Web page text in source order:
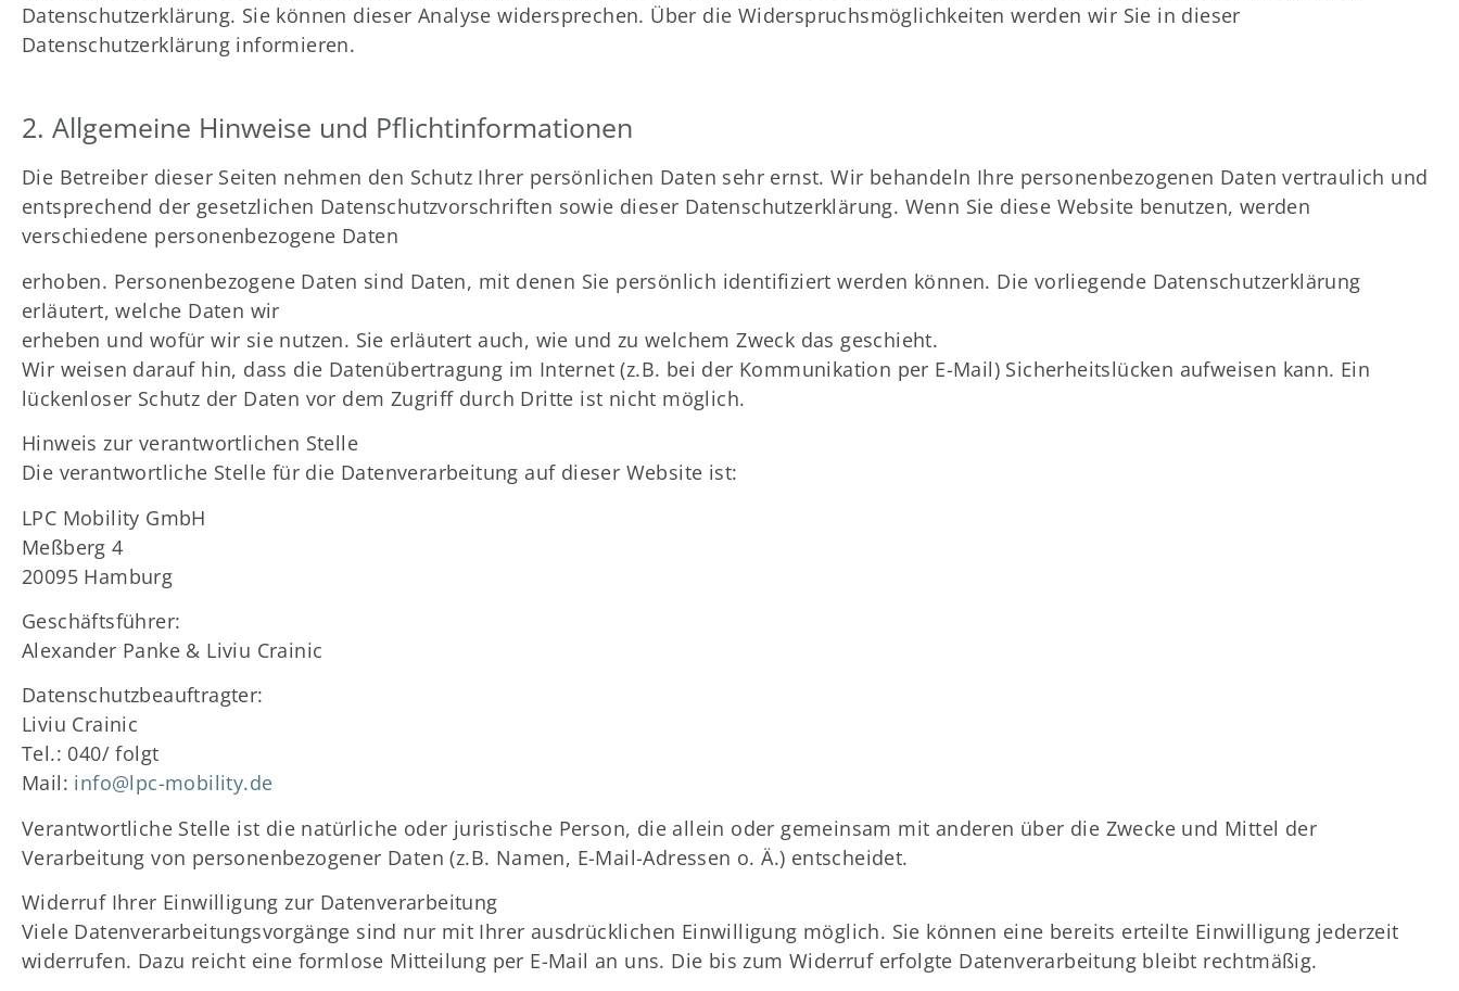
Datenschutzerklärung. Sie können dieser Analyse widersprechen. Über die Widerspruchsmöglichkeiten werden wir Sie in dieser
Datenschutzerklärung informieren.
2. Allgemeine Hinweise und Pflichtinformationen
Die Betreiber dieser Seiten nehmen den Schutz Ihrer persönlichen Daten sehr ernst. Wir behandeln Ihre personenbezogenen Daten vertraulich und
entsprechend der gesetzlichen Datenschutzvorschriften sowie dieser Datenschutzerklärung. Wenn Sie diese Website benutzen, werden
verschiedene personenbezogene Daten
erhoben. Personenbezogene Daten sind Daten, mit denen Sie persönlich identifiziert werden können. Die vorliegende Datenschutzerklärung
erläutert, welche Daten wir
erheben und wofür wir sie nutzen. Sie erläutert auch, wie und zu welchem Zweck das geschieht.
Wir weisen darauf hin, dass die Datenübertragung im Internet (z.B. bei der Kommunikation per E-Mail) Sicherheitslücken aufweisen kann. Ein
lückenloser Schutz der Daten vor dem Zugriff durch Dritte ist nicht möglich.
Hinweis zur verantwortlichen Stelle
Die verantwortliche Stelle für die Datenverarbeitung auf dieser Website ist:
LPC Mobility GmbH
Meßberg 4
20095 Hamburg
Geschäftsführer:
Alexander Panke & Liviu Crainic
Datenschutzbeauftragter:
Liviu Crainic
Tel.: 040/ folgt
Mail: info@lpc-mobility.de
Verantwortliche Stelle ist die natürliche oder juristische Person, die allein oder gemeinsam mit anderen über die Zwecke und Mittel der
Verarbeitung von personenbezogener Daten (z.B. Namen, E-Mail-Adressen o. Ä.) entscheidet.
Widerruf Ihrer Einwilligung zur Datenverarbeitung
Viele Datenverarbeitungsvorgänge sind nur mit Ihrer ausdrücklichen Einwilligung möglich. Sie können eine bereits erteilte Einwilligung jederzeit
widerrufen. Dazu reicht eine formlose Mitteilung per E-Mail an uns. Die bis zum Widerruf erfolgte Datenverarbeitung bleibt rechtmäßig.